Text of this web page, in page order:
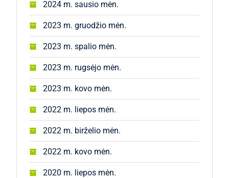
2024 m. sausio mėn.
2023 m. gruodžio mėn.
2023 m. spalio mėn.
2023 m. rugsėjo mėn.
2023 m. kovo mėn.
2022 m. liepos mėn.
2022 m. birželio mėn.
2022 m. kovo mėn.
2020 m. liepos mėn.